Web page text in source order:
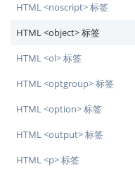
HTML <noscript> 标签
HTML <object> 标签
HTML <ol> 标签
HTML <optgroup> 标签
HTML <option> 标签
HTML <output> 标签
HTML <p> 标签